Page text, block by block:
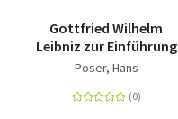
Gottfried Wilhelm
Leibniz zur Einführung
Poser, Hans